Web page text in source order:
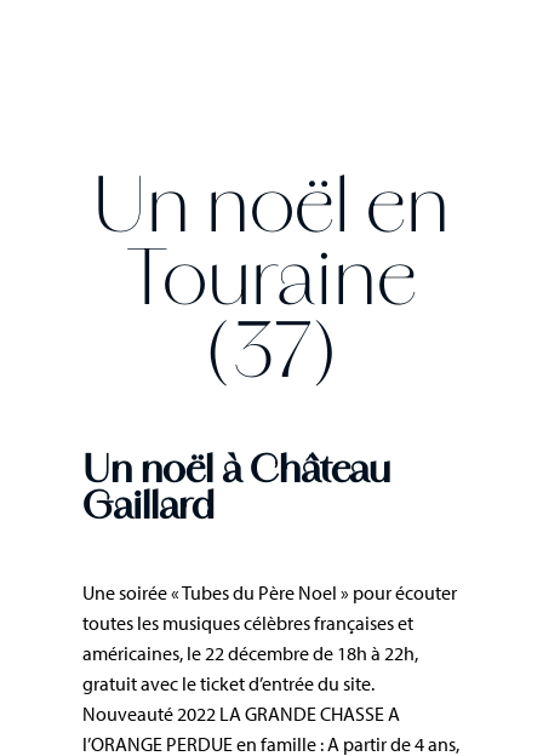
Un noël en
Touraine
(37)
Un noël à Château
Gaillard
Une soirée « Tubes du Père Noel » pour écouter
toutes les musiques célèbres françaises et
américaines, le 22 décembre de 18h à 22h,
gratuit avec le ticket d’entrée du site.
Nouveauté 2022 LA GRANDE CHASSE A
l’ORANGE PERDUE en famille : A partir de 4 ans,